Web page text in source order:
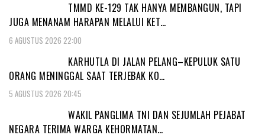
TMMD KE-129 TAK HANYA MEMBANGUN, TAPI
JUGA MENANAM HARAPAN MELALUI KET…
6 AGUSTUS 2026 22:00
KARHUTLA DI JALAN PELANG–KEPULUK SATU
ORANG MENINGGAL SAAT TERJEBAK KO…
5 AGUSTUS 2026 20:45
WAKIL PANGLIMA TNI DAN SEJUMLAH PEJABAT
NEGARA TERIMA WARGA KEHORMATAN…